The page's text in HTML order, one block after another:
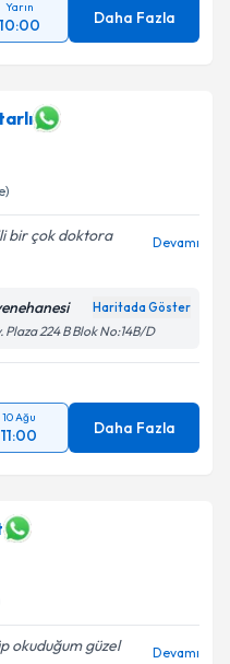
Yarın
10:00 Daha Fazla
bir çok doktora
Devamı
Haritada Göster
224 B Blok No:14B/D
10 Ağu
11:00 Daha Fazla
okuduğum güzel
Devamı